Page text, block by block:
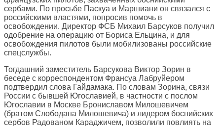
сербами. По просьбе Паскуа и Маршиани он связался с
российскими властями, попросив помочь в
освобождении. Директор ФСБ Михаил Барсуков получил
одобрение на операцию от Бориса Ельцина, и для
освобождения пилотов были мобилизованы российские
спецслужбы.
Тогдашний заместитель Барсукова Виктор Зорин в
беседе с корреспондентом Франсуа Лабруйером
подтвердил слова Гайдамака. По словам Зорина, связи
России с бывшей Югославией, в частности с послом
Югославии в Москве Брониславом Милошевичем
(братом Слободана Милошевича) и лидером боснийских
сербов Радованом Караджичем, позволили повлиять на